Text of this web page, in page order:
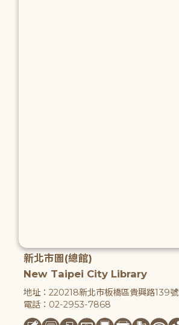
新北市圖(總館)
New Taipei City Library
地址：220218新北市板橋區貴興路139號
電話：02-2953-7868